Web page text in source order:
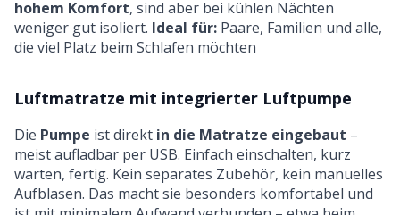
hohem Komfort, sind aber bei kühlen Nächten
weniger gut isoliert. Ideal für: Paare, Familien und alle,
die viel Platz beim Schlafen möchten
Luftmatratze mit integrierter Luftpumpe
Die Pumpe ist direkt in die Matratze eingebaut –
meist aufladbar per USB. Einfach einschalten, kurz
warten, fertig. Kein separates Zubehör, kein manuelles
Aufblasen. Das macht sie besonders komfortabel und